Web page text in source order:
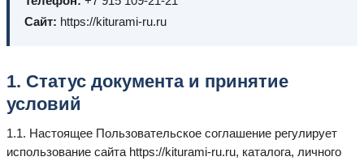
Сайт: https://kiturami-ru.ru
1. Статус документа и принятие
условий
1.1. Настоящее Пользовательское соглашение регулирует
использование сайта https://kiturami-ru.ru, каталога, личного